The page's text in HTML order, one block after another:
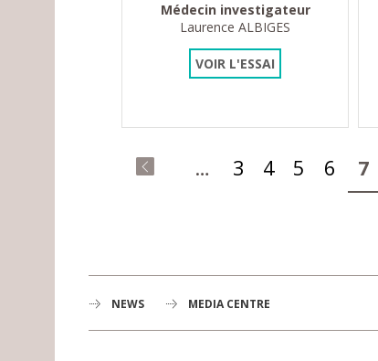
Médecin investigateur
Laurence ALBIGES
VOIR L'ESSAI
Pages … 3 4 5 6 7
NEWS MEDIA CENTRE